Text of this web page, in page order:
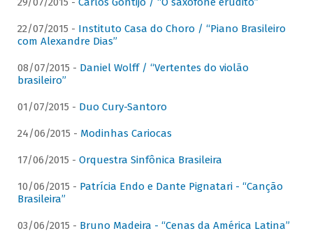
22/07/2015 - Instituto Casa do Choro / “Piano Brasileiro
com Alexandre Dias”
08/07/2015 - Daniel Wolff / “Vertentes do violão
brasileiro”
01/07/2015 - Duo Cury-Santoro
24/06/2015 - Modinhas Cariocas
17/06/2015 - Orquestra Sinfônica Brasileira
10/06/2015 - Patrícia Endo e Dante Pignatari - “Canção
Brasileira”
03/06/2015 - Bruno Madeira - “Cenas da América Latina”